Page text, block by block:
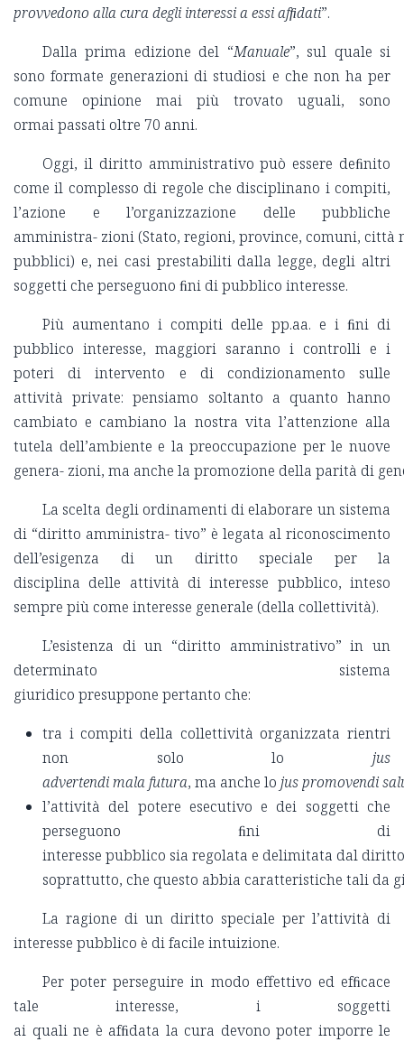
provvedono alla cura degli interessi a essi afﬁdati”.
Dalla prima edizione del “Manuale”, sul quale si
sono formate generazioni di studiosi e che non ha per
comune opinione mai più trovato uguali, sono
ormai passati oltre 70 anni.
Oggi, il diritto amministrativo può essere deﬁnito
come il complesso di regole che disciplinano i compiti,
l’azione e l’organizzazione delle pubbliche
amministra- zioni (Stato, regioni, province, comuni,
pubblici) e, nei casi prestabiliti dalla legge, degli altri
soggetti che perseguono ﬁni di pubblico interesse.
Più aumentano i compiti delle pp.aa. e i ﬁni di
pubblico interesse, maggiori saranno i controlli e i
poteri di intervento e di condizionamento sulle
attività private: pensiamo soltanto a quanto hanno
cambiato e cambiano la nostra vita l’attenzione alla
tutela dell’ambiente e la preoccupazione per le nuove
genera- zioni, ma anche la promozione della parità di
La scelta degli ordinamenti di elaborare un sistema
di “diritto amministra- tivo” è legata al riconoscimento
dell’esigenza di un diritto speciale per la
disciplina delle attività di interesse pubblico, inteso
sempre più come interesse generale (della collettività).
L’esistenza di un “diritto amministrativo” in un
determinato sistema
giuridico presuppone pertanto che:
tra i compiti della collettività organizzata rientri
non solo lo jus
advertendi mala futura, ma anche lo jus promovendi
l’attività del potere esecutivo e dei soggetti che
perseguono ﬁni di
interesse pubblico sia regolata e delimitata dal
soprattutto, che questo abbia caratteristiche tali da
La ragione di un diritto speciale per l’attività di
interesse pubblico è di facile intuizione.
Per poter perseguire in modo effettivo ed efﬁcace
tale interesse, i soggetti
ai quali ne è afﬁdata la cura devono poter imporre le